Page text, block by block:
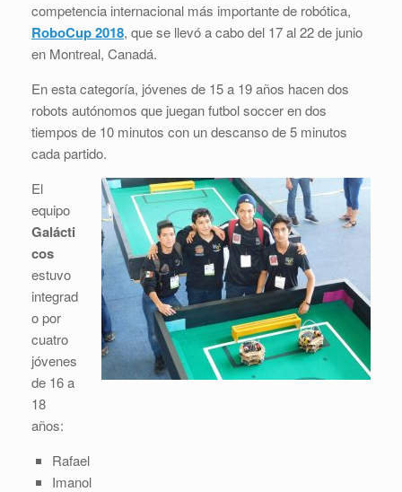
competencia internacional más importante de robótica,
RoboCup 2018, que se llevó a cabo del 17 al 22 de junio
en Montreal, Canadá.
En esta categoría, jóvenes de 15 a 19 años hacen dos
robots autónomos que juegan futbol soccer en dos
tiempos de 10 minutos con un descanso de 5 minutos
cada partido.
El
equipo
Galácti
cos
estuvo
integrad
o por
cuatro
jóvenes
de 16 a
18
años:
Rafael
Imanol